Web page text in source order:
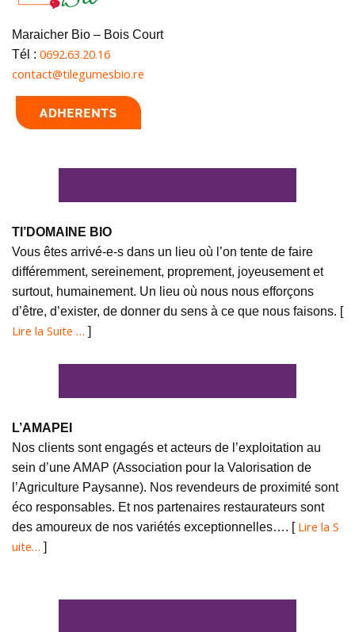
Maraicher Bio – Bois Court
Tél : 0692.63.20.16
contact@tilegumesbio.re
TI’DOMAINE BIO
Vous êtes arrivé-e-s dans un lieu où l’on tente de faire
différemment, sereinement, proprement, joyeusement et
surtout, humainement. Un lieu où nous nous efforçons
d’être, d’exister, de donner du sens à ce que nous faisons. [
Lire la Suite … ]
L’AMAPEI
Nos clients sont engagés et acteurs de l’exploitation au
sein d’une AMAP (Association pour la Valorisation de
l’Agriculture Paysanne). Nos revendeurs de proximité sont
éco responsables. Et nos partenaires restaurateurs sont
des amoureux de nos variétés exceptionnelles…. [ Lire la S
uite… ]